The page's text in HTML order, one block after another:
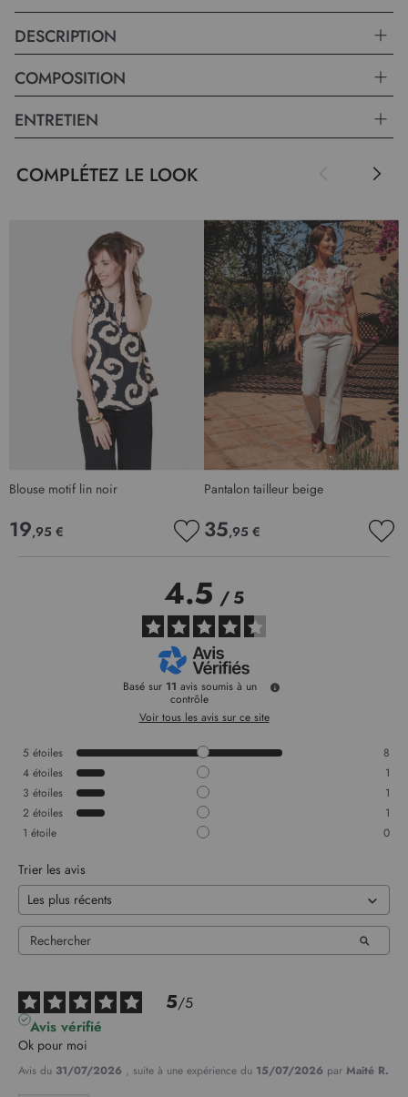
DESCRIPTION
COMPOSITION
ENTRETIEN
COMPLÉTEZ LE LOOK
Blouse motif lin noir
19,95 €
MA
LISTE
D’ENVIE
Pantalon tailleur beige
35,95 €
4.5/5
Basé sur 11 avis soumis à un
contrôle
Voir tous les avis sur ce site
5 étoiles
8
4 étoiles
1
3 étoiles
1
2 étoiles
1
1 étoile 0
Trier les avis
5/5
Avis vérifié
Ok pour moi
Avis du 31/07/2026 , suite à une expérience du 15/07/2026 par Maité R.